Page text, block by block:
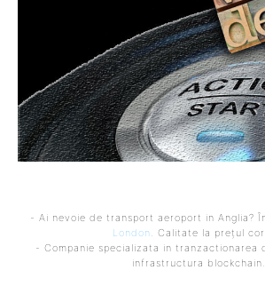
- Ai nevoie de transport aeroport in Anglia?
London. Calitate la prețul
- Companie specializata in tranzactionarea
infrastructura blockchain.